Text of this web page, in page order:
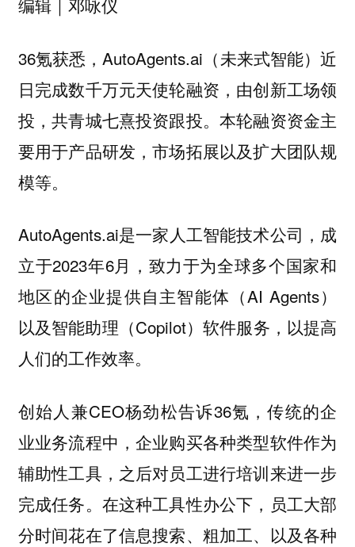
编辑｜邓咏仪
36氪获悉，AutoAgents.ai（未来式智能）近
日完成数千万元天使轮融资，由创新工场领
投，共青城七熹投资跟投。本轮融资资金主
要用于产品研发，市场拓展以及扩大团队规
模等。
AutoAgents.ai是一家人工智能技术公司，成
立于2023年6月，致力于为全球多个国家和
地区的企业提供自主智能体（AI Agents）
以及智能助理（Copilot）软件服务，以提高
人们的工作效率。
创始人兼CEO杨劲松告诉36氪，传统的企
业业务流程中，企业购买各种类型软件作为
辅助性工具，之后对员工进行培训来进一步
完成任务。在这种工具性办公下，员工大部
分时间花在了信息搜索、粗加工、以及各种